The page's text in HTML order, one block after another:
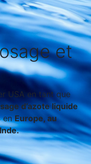
et
USA en tant que
d’azote liquide
enEurope, au